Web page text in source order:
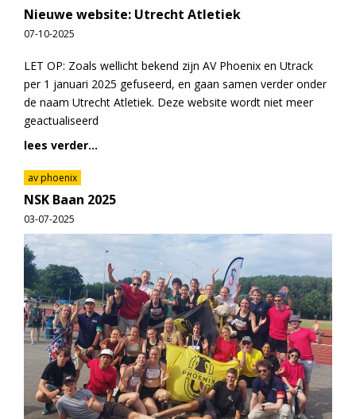
Nieuwe website: Utrecht Atletiek
07-10-2025
LET OP: Zoals wellicht bekend zijn AV Phoenix en Utrack
per 1 januari 2025 gefuseerd, en gaan samen verder onder
de naam Utrecht Atletiek. Deze website wordt niet meer
geactualiseerd
lees verder...
av phoenix
NSK Baan 2025
03-07-2025